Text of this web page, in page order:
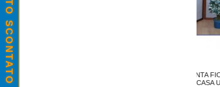
JENNIFER
FUSTO VERO